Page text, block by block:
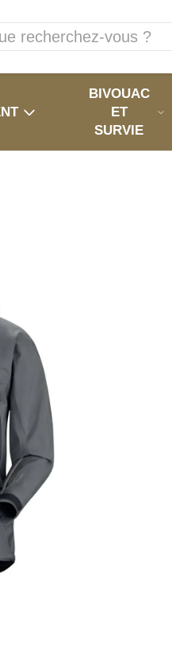
BIVOUAC
ET
SURVIE